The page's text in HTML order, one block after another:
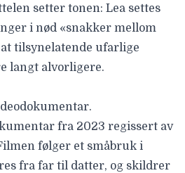
setter tonen: Lea settes
i nød «snakker mellom
tilsynelatende ufarlige
langt alvorligere.
fra 2023 regissert av
følger et småbruk i
fra far til datter, og skildrer